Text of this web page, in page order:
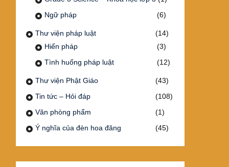
Ngữ pháp
(6)
Thư viện pháp luật
(14)
Hiến pháp
(3)
Tình huống pháp luật
(12)
Thư viện Phật Giáo
(43)
Tin tức – Hỏi đáp
(108)
Văn phòng phẩm
(1)
Ý nghĩa của đèn hoa đăng
(45)